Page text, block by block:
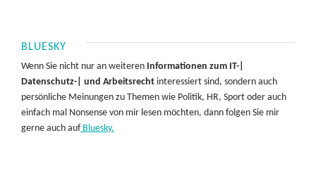
BLUESKY
Wenn Sie nicht nur an weiteren Informationen zum IT-|
Datenschutz-| und Arbeitsrecht interessiert sind, sondern auch
persönliche Meinungen zu Themen wie Politik, HR, Sport oder auch
einfach mal Nonsense von mir lesen möchten, dann folgen Sie mir
gerne auch aufBluesky.